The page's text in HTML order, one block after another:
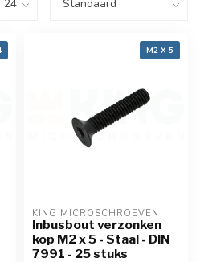
M2 X 5
KING MICROSCHROEVEN
Inbusbout verzonken
kop M2 x 5 - Staal - DIN
7991 - 25 stuks